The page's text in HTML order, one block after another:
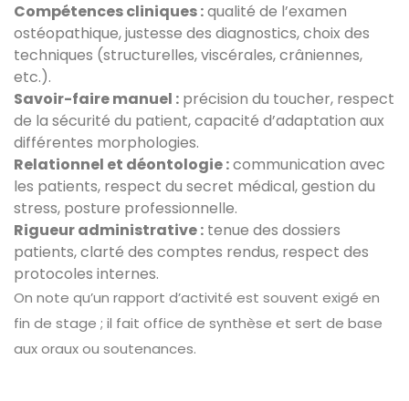
Compétences cliniques :qualité de l’examen
ostéopathique, justesse des diagnostics, choix des
techniques (structurelles, viscérales, crâniennes,
etc.).
Savoir-faire manuel : précision du toucher, respect
de la sécurité du patient, capacité d’adaptation aux
différentes morphologies.
Relationnel et déontologie :communication avec
les patients, respect du secret médical, gestion du
stress, posture professionnelle.
Rigueur administrative : tenue des dossiers
patients, clarté des comptes rendus, respect des
protocoles internes.
On note qu’un rapport d’activité est souvent exigé en
fin de stage ; il fait office de synthèse et sert de base
aux oraux ou soutenances.